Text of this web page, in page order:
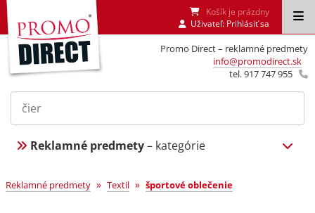
Promo Direct – reklamné predmety
info@promodirect.sk
tel. 917 747 955
Košík je prázdny
Uživateľ: Prihlásiť sa
Reklamné predmety– kategórie
Reklamné predmety » Textil » športové oblečenie